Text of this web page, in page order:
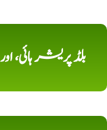
بلڈ پریشر ہائی،